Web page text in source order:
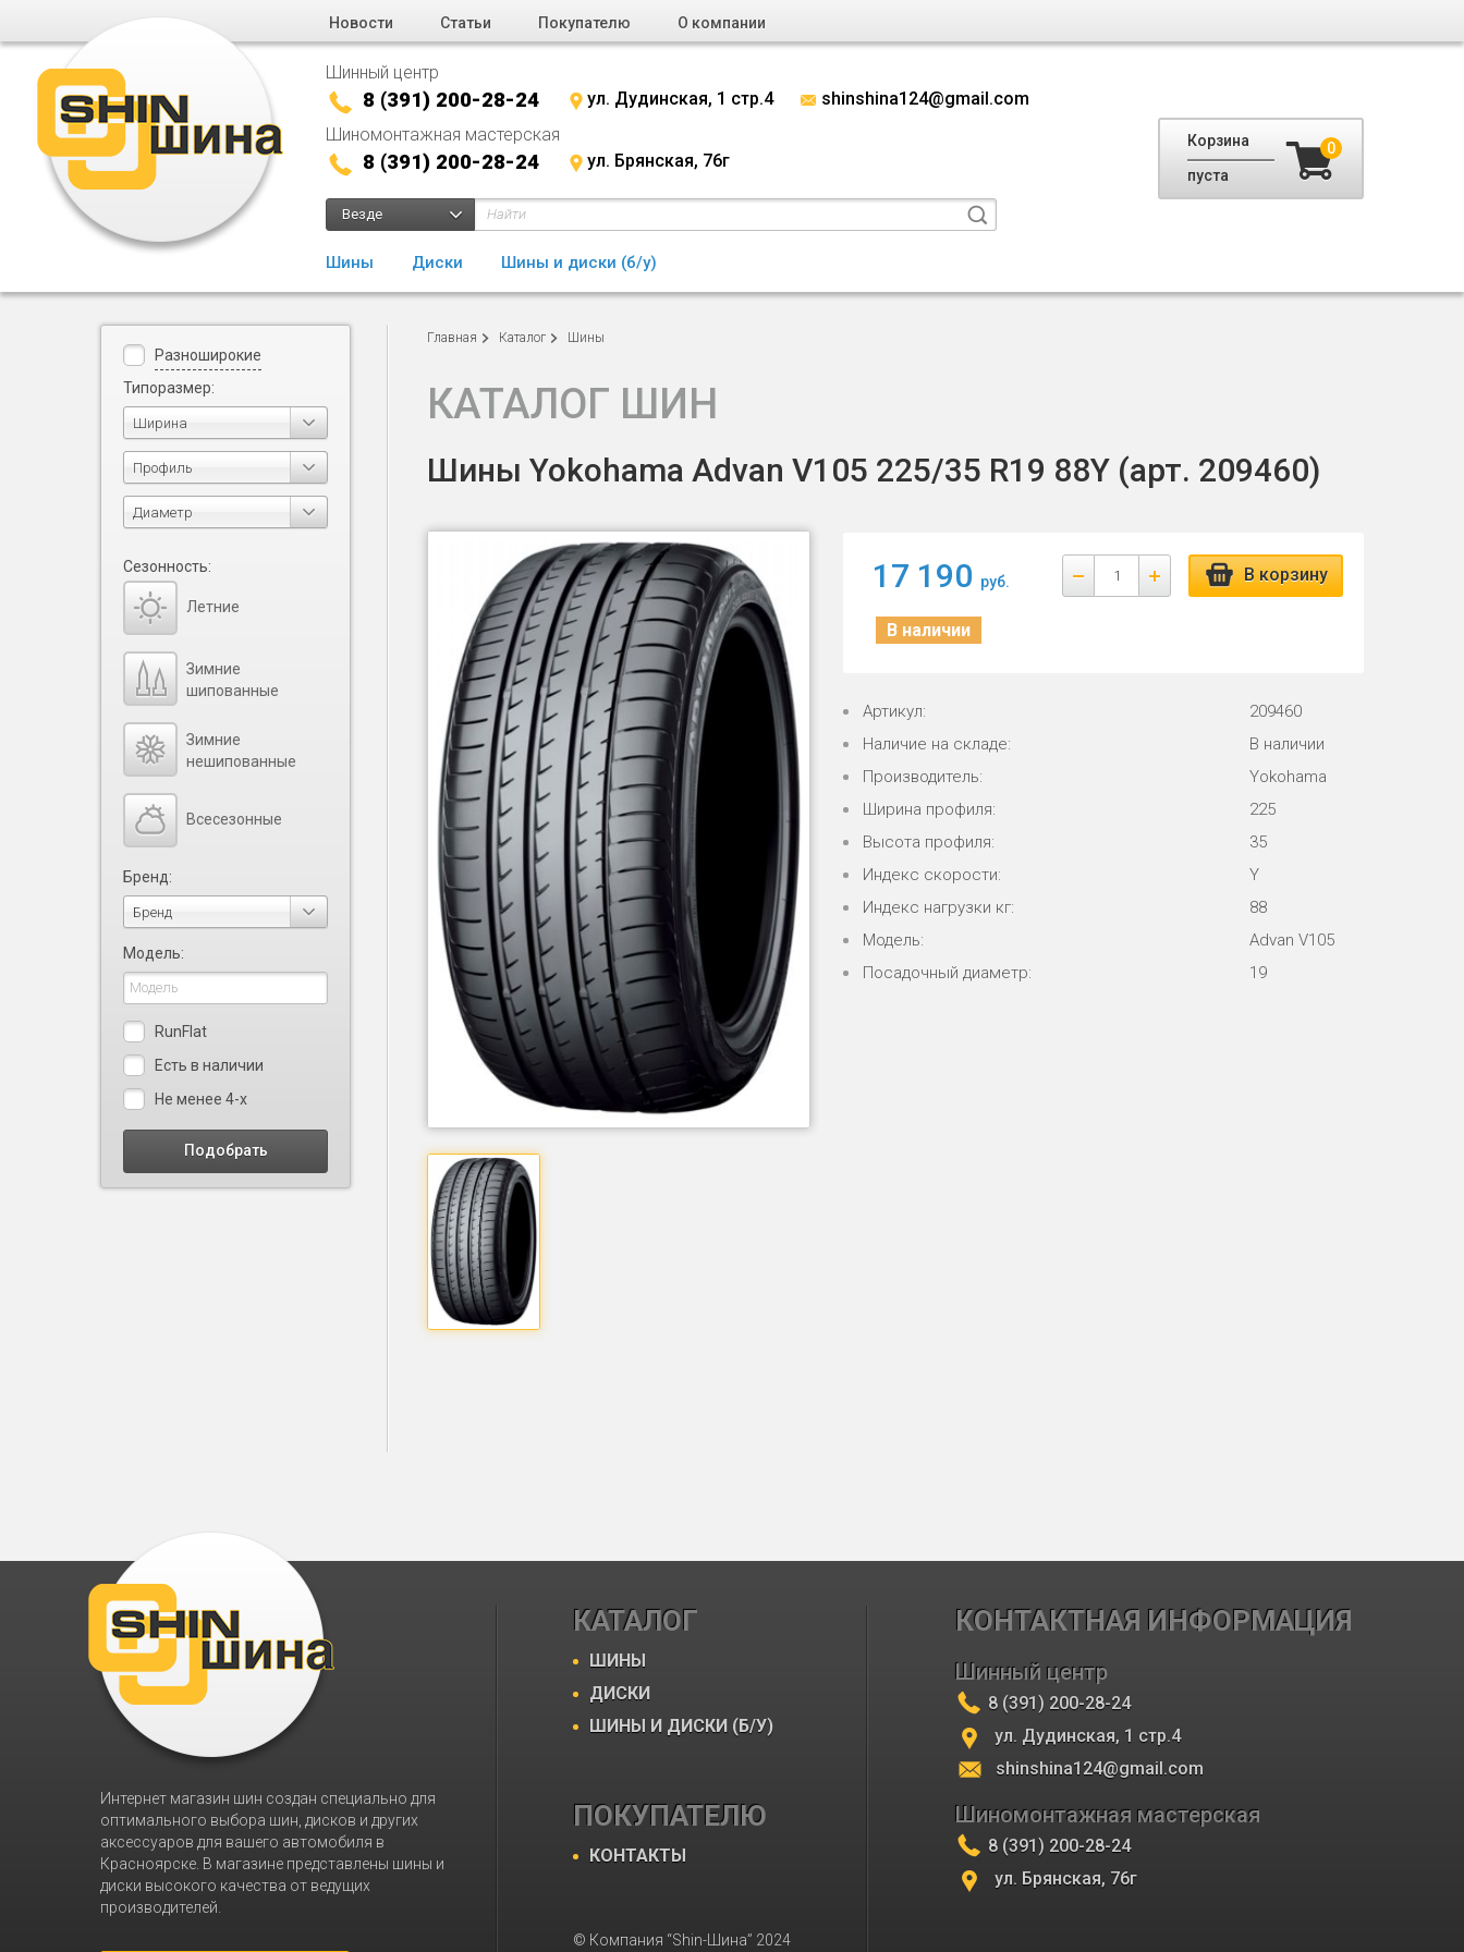
Новости Статьи Покупателю О компании
Шинный центр
8 (391) 200-28-24 ул. Дудинская, 1 стр.4
shinshina124@gmail.com
Шиномонтажная мастерская
8 (391) 200-28-24 ул. Брянская, 76г
Везде
Шины Диски Шины и диски (б/у)
Корзина
пуста
0
Главная Каталог Шины
КАТАЛОГ ШИН
Шины Yokohama Advan V105 225/35 R19 88Y (арт. 209460)
17 190 руб. В корзину
В наличии
Артикул:
209460
Наличие на складе:
В наличии
Производитель:
Yokohama
Ширина профиля:
225
Высота профиля:
35
Индекс скорости:
Y
Индекс нагрузки кг:
88
Модель:
Advan V105
Посадочный диаметр:
19
Разноширокие
Типоразмер:
Ширина
Профиль
Диаметр
Сезонность:
Летние
Зимние
шипованные
Зимние
нешипованные
Всесезонные
Бренд:
Бренд
Модель:
RunFlat
Есть в наличии
Не менее 4-х
Интернет магазин шин создан специально для
оптимального выбора шин, дисков и других
аксессуаров для вашего автомобиля в
Красноярске. В магазине представлены шины и
диски высокого качества от ведущих
производителей.
КАТАЛОГ
ШИНЫ
ДИСКИ
ШИНЫ И ДИСКИ (Б/У)
ПОКУПАТЕЛЮ
КОНТАКТЫ
© Компания “Shin-Шина” 2024
КОНТАКТНАЯ ИНФОРМАЦИЯ
Шинный центр
8 (391) 200-28-24
ул. Дудинская, 1 стр.4
shinshina124@gmail.com
Шиномонтажная мастерская
8 (391) 200-28-24
ул. Брянская, 76г